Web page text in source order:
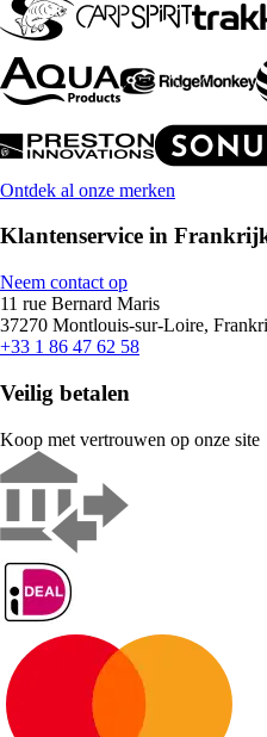
Ontdek al onze merken
Klantenservice in
Neem contact op
11 rue Bernard Maris
37270 Montlouis-sur-Loire,
+33 1 86 47 62 58
Veilig betalen
Koop met vertrouwen op onze site